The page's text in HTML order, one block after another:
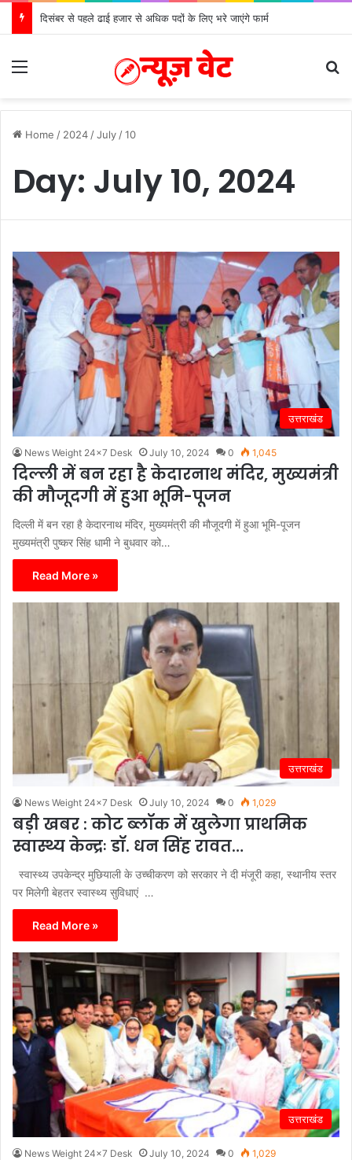
दिसंबर से पहले ढाई हजार से अधिक पदों के लिए भरे जाएंगे फार्म
Home / 2024 /July /10
Day: July 10, 2024
उत्तराखंड
News Weight 24x7 Desk July 10, 2024 0 1,045
दिल्ली में बन रहा है केदारनाथ मंदिर, मुख्यमंत्री
की मौजूदगी में हुआ भूमि-पूजन
दिल्ली में बन रहा है केदारनाथ मंदिर, मुख्यमंत्री की मौजूदगी में हुआ भूमि-पूजन
मुख्यमंत्री पुष्कर सिंह धामी ने बुधवार को…
Read More »
उत्तराखंड
News Weight 24x7 Desk July 10, 2024 0 1,029
बड़ी खबर : कोट ब्लॉक में खुलेगा प्राथमिक
स्वास्थ्य केन्द्रः डॉ. धन सिंह रावत…
स्वास्थ्य उपकेन्द्र मुछियाली के उच्चीकरण को सरकार ने दी मंजूरी कहा, स्थानीय स्तर
पर मिलेगी बेहतर स्वास्थ्य सुविधाएं …
Read More »
उत्तराखंड
News Weight 24x7 Desk July 10, 2024 0 1,029